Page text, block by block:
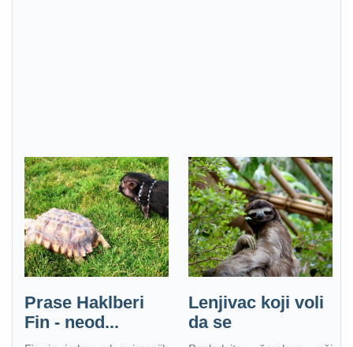
Prase Haklberi
Fin - neod...
Lenjivac koji voli
da se